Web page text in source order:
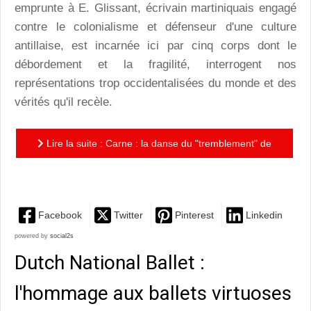
emprunte à E. Glissant, écrivain martiniquais engagé
contre le colonialisme et défenseur d'une culture
antillaise, est incarnée ici par cinq corps dont le
débordement et la fragilité, interrogent nos
représentations trop occidentalisées du monde et des
vérités qu'il recèle.
Lire la suite : Carne : la danse du "tremblement" de
Facebook Twitter Pinterest Linkedin
powered by social2s
Dutch National Ballet :
l'hommage aux ballets virtuoses